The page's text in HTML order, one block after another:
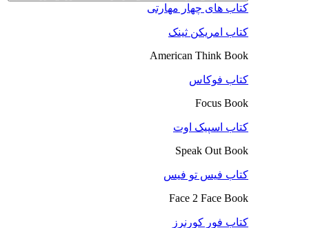
کتاب های چهار مهارتی
کتاب امریکن ثینک
American Think Book
کتاب فوکاس
Focus Book
کتاب اسپیک اوت
Speak Out Book
کتاب فیس تو فیس
Face 2 Face Book
کتاب فور کورنرز